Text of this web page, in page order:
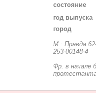
состояние
год выпуска
город
М.: Правда
253-00148-4
Фр. в начале